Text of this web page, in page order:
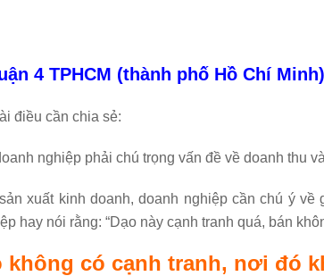
4 TPHCM (thành phố Hồ Chí
điều cần chia sẻ:
nghiệp phải chú trọng vấn đề về doanh thu
xuất kinh doanh, doanh nghiệp cần chú ý
hay nói rằng: “Dạo này cạnh tranh quá, bán
không có cạnh tranh, nơi đó